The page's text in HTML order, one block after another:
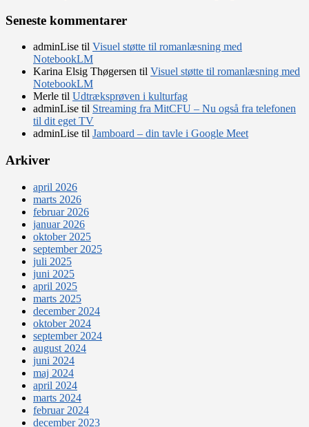
Seneste kommentarer
adminLise til Visuel støtte til romanlæsning med
NotebookLM
Karina Elsig Thøgersen til Visuel støtte til romanlæsning med
NotebookLM
Merle til Udtræksprøven i kulturfag
adminLise til Streaming fra MitCFU – Nu også fra telefonen
til dit eget TV
adminLise til Jamboard – din tavle i Google Meet
Arkiver
april 2026
marts 2026
februar 2026
januar 2026
oktober 2025
september 2025
juli 2025
juni 2025
april 2025
marts 2025
december 2024
oktober 2024
september 2024
august 2024
juni 2024
maj 2024
april 2024
marts 2024
februar 2024
december 2023